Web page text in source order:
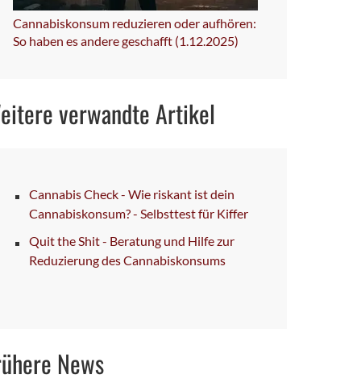
Cannabiskonsum reduzieren oder aufhören:
So haben es andere geschafft (1.12.2025)
verwandte Artikel
Cannabis Check - Wie riskant ist dein
Cannabiskonsum? - Selbsttest für Kiffer
Quit the Shit - Beratung und Hilfe zur
Reduzierung des Cannabiskonsums
News